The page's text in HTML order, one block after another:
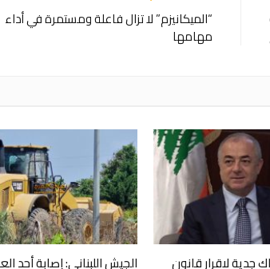
“الميكانيزم” لا تزال فاعلة ومستمرة في أداء
مهامها
لاقرار قانون الجيش اللبناني: ‏إصابة أحد